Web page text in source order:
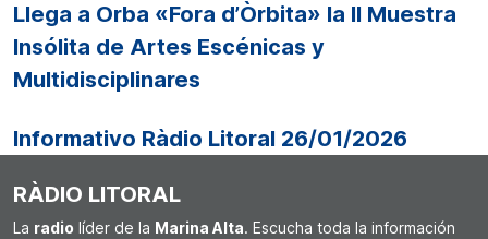
Llega a Orba «Fora d’Òrbita» la II Muestra
Insólita de Artes Escénicas y
Multidisciplinares
Informativo Ràdio Litoral 26/01/2026
RÀDIO LITORAL
La radio líder de la Marina Alta. Escucha toda la información